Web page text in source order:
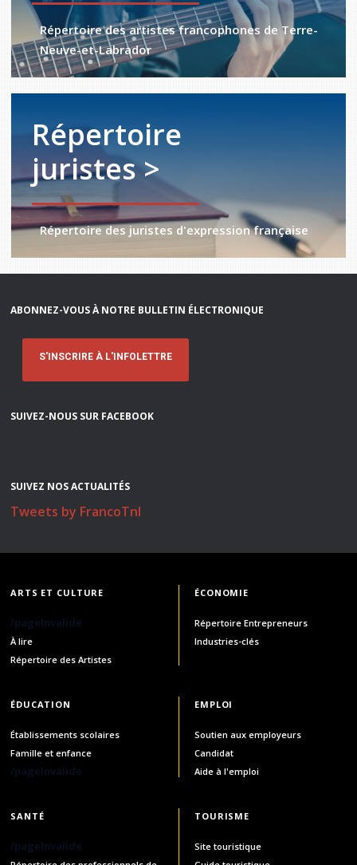
Répertoire des artistes francophones de Terre-
Neuve-et-Labrador
Répertoire
juristes >
Répertoire des juristes d'expression française
ABONNEZ-VOUS À NOTRE BULLETIN ÉLECTRONIQUE
S'INSCRIRE À L'INFOLETTRE
SUIVEZ-NOUS SUR FACEBOOK
SUIVEZ NOS ACTUALITÉS
Tweets by FrancoTnl
ARTS ET CULTURE
/pageInvalide
À lire
Répertoire des Artistes
ÉCONOMIE
Répertoire Entrepreneurs
Industries-clés
ÉDUCATION
Établissements scolaires
Famille et enfance
/pageInvalide
EMPLOI
Soutien aux employeurs
Candidat
Aide à l'emploi
SANTÉ
/pageInvalide
TOURISME
Site touristique